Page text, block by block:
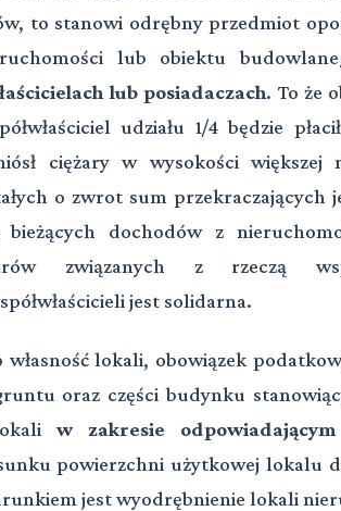
to stanowi odrębny przedmiot
lub obiektu
lub posiadaczach. To że
udziału 1/4 będzie
ciężary w wysokości
o zwrot sum przekraczających
dochodów z
związanych z rzeczą
jest solidarna.
własność lokali, obowiązek
oraz części budynku
w zakresie odpowiadającym
powierzchni użytkowej lokalu
jest wyodrębnienie lokali